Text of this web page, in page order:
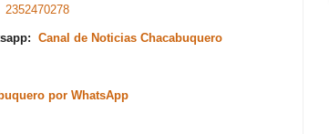
2352470278
Canal de Noticias Chacabuquero
por WhatsApp